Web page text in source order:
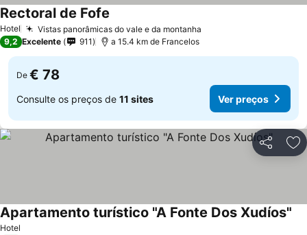
Hotel Vistas panorâmicas do vale e da montanha
Rectoral de Fofe
9,2 Excelente 911 a 15.4 km de Francelos
De € 78
Consulte os preços de 11 sites Ver preços
Partilhar
Hotel
Apartamento turístico "A Fonte Dos Xudíos"